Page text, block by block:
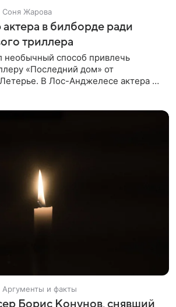
Соня Жарова
в билборде ради
триллера
необычный способ привлечь
«Последний дом» от
В Лос-Анджелесе актера на
Аргументы и факты
Борис Конунов, снявший